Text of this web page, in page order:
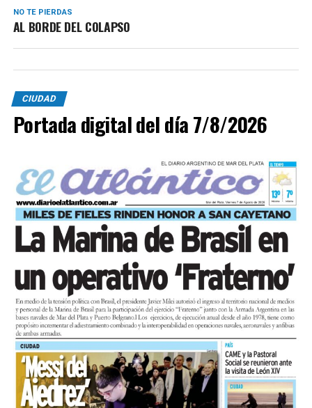
NO TE PIERDAS
AL BORDE DEL COLAPSO
CIUDAD
Portada digital del día 7/8/2026